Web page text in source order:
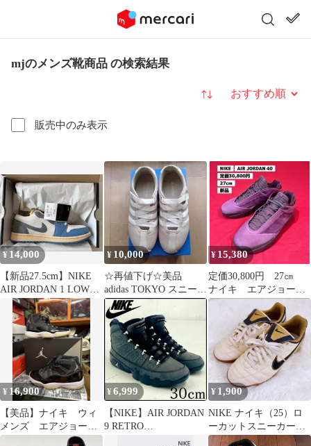
mjのメンズ靴商品 の検索結果
販売中のみ表示
並び替え
¥ 14,000
【新品27.5cm】NIKE
AIR JORDAN 1 LOW
SE Tokyo
¥ 10,000
☆再値下げ☆美品
adidas TOKYO スニーカ
ー
¥ 15,380
定価30,800円 27㎝
ナイキ エアジョーダ
ン 40 AIR JORDAN
¥ 16,900
【美品】ナイキ ウィ
メンズ エアジョーダ
ン11 ジュビリー
¥6,999
【NIKE】AIR JORDAN
9 RETRO
ANTHRACITE 30cm
¥ 1,900
NIKE ナイキ（25）ロ
ーカットスニーカー
317604-027